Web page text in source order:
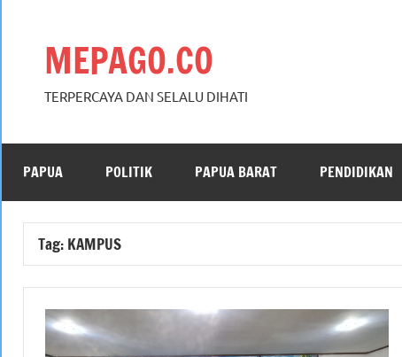
MEPAGO.CO
TERPERCAYA DAN SELALU DIHATI
PAPUA POLITIK PAPUA BARAT PENDIDIKAN
Tag: KAMPUS